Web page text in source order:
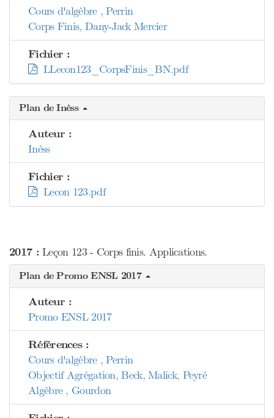
Cours d'algèbre , Perrin
Corps Finis, Dany-Jack Mercier
Fichier :
LLecon123_CorpsFinis_BN.pdf
Plan de Inèss
Auteur :
Inèss
Fichier :
Lecon 123.pdf
2017 :Leçon 123 - Corps finis. Applications.
Plan de Promo ENSL 2017
Auteur :
Promo ENSL 2017
Références :
Cours d'algèbre , Perrin
Objectif Agrégation, Beck, Malick, Peyré
Algèbre , Gourdon